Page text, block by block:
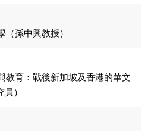
（孫中興教授）
教育：戰後新加坡及香港的華文
）